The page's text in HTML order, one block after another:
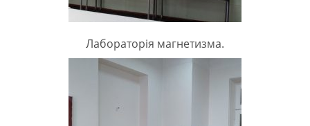
Лабораторія магнетизма.